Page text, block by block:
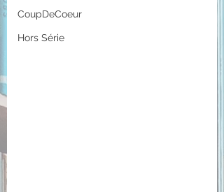
CoupDeCoeur
Hors Série